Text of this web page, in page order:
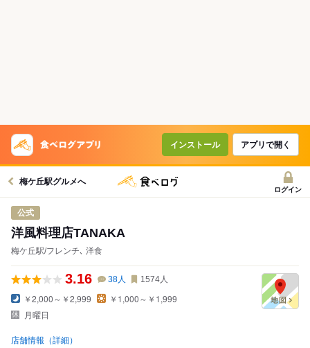
インストール アプリで開く
梅ケ丘駅グルメへ
ログイン
公式
洋風料理店TANAKA
梅ケ丘駅/フレンチ､ 洋食
3.16 38人 1574人
￥2,000～￥2,999
￥1,000～￥1,999
月曜日
店舗情報（詳細）